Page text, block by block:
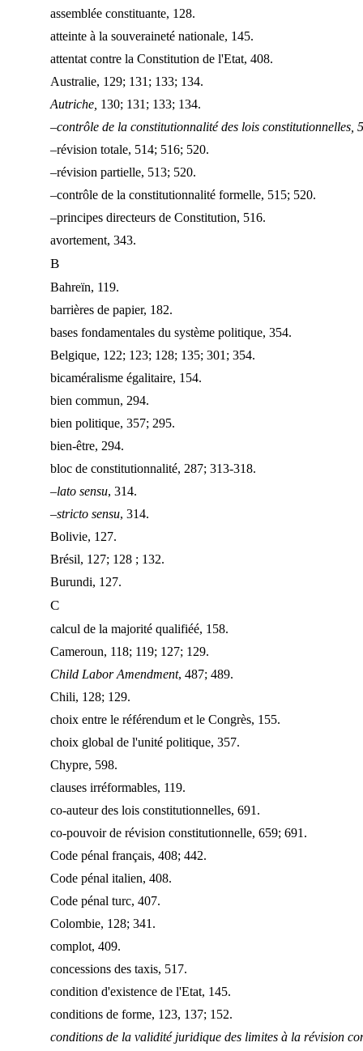
assemblée constituante, 128.
atteinte à la souveraineté nationale, 145.
attentat contre la Constitution de l'Etat, 408.
Australie, 129; 131; 133; 134.
Autriche, 130; 131; 133; 134.
–contrôle de la constitutionnalité des lois constitutionnelles,
–révision totale, 514; 516; 520.
–révision partielle, 513; 520.
–contrôle de la constitutionnalité formelle, 515; 520.
–principes directeurs de Constitution, 516.
avortement, 343.
B
Bahreïn, 119.
barrières de papier, 182.
bases fondamentales du système politique, 354.
Belgique, 122; 123; 128; 135; 301; 354.
bicaméralisme égalitaire, 154.
bien commun, 294.
bien politique, 357; 295.
bien-être, 294.
bloc de constitutionnalité, 287; 313-318.
–lato sensu, 314.
–stricto sensu, 314.
Bolivie, 127.
Brésil, 127; 128 ; 132.
Burundi, 127.
C
calcul de la majorité qualifiéé, 158.
Cameroun, 118; 119; 127; 129.
Child Labor Amendment, 487; 489.
Chili, 128; 129.
choix entre le référendum et le Congrès, 155.
choix global de l'unité politique, 357.
Chypre, 598.
clauses irréformables, 119.
co-auteur des lois constitutionnelles, 691.
co-pouvoir de révision constitutionnelle, 659; 691.
Code pénal français, 408; 442.
Code pénal italien, 408.
Code pénal turc, 407.
Colombie, 128; 341.
complot, 409.
concessions des taxis, 517.
condition d'existence de l'Etat, 145.
conditions de forme, 123, 137; 152.
conditions de la validité juridique des limites à la révision